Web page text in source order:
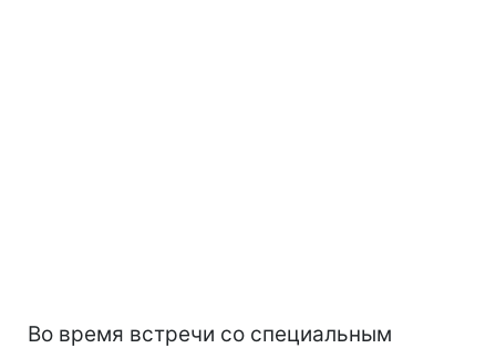
Во время встречи со специальным